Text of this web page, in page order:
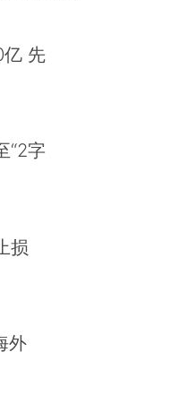
亿 先
“2字
损
外